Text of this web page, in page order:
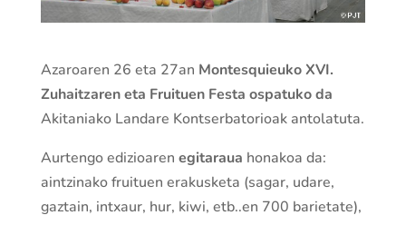
Azaroaren 26 eta 27an Montesquieuko XVI.
Zuhaitzaren eta Fruituen Festa ospatuko da
Akitaniako Landare Kontserbatorioak antolatuta.
Aurtengo edizioaren egitaraua honakoa da:
aintzinako fruituen erakusketa (sagar, udare,
gaztain, intxaur, hur, kiwi, etb..en 700 barietate),